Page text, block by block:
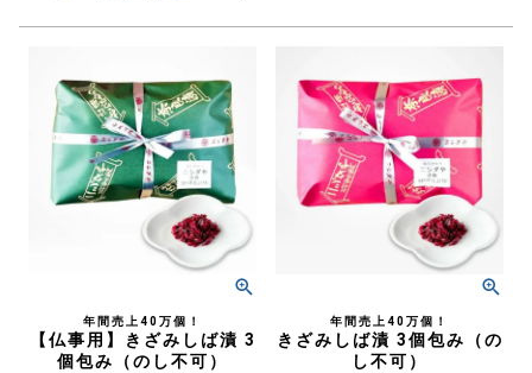
年間売上40万個！
【仏事用】きざみしば漬 3
個包み（のし不可）
年間売上40万個！
きざみしば漬 3個包み（の
し不可）